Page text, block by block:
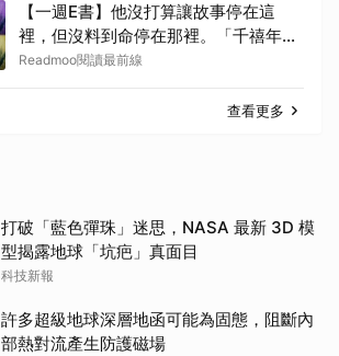
【一週E書】他沒打算讓故事停在這
裡，但沒料到命停在那裡。「千禧年三
部曲」電子版上架
Readmoo閱讀最前線
查看更多
打破「藍色彈珠」迷思，NASA 最新 3D 模
型揭露地球「坑疤」真面目
科技新報
許多超級地球深層地函可能為固態，阻斷內
部熱對流產生防護磁場